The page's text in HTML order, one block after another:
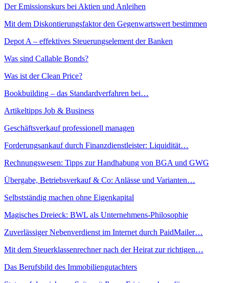
Der Emissionskurs bei Aktien und Anleihen
Mit dem Diskontierungsfaktor den Gegenwartswert bestimmen
Depot A – effektives Steuerungselement der Banken
Was sind Callable Bonds?
Was ist der Clean Price?
Bookbuilding – das Standardverfahren bei…
Artikeltipps Job & Business
Geschäftsverkauf professionell managen
Forderungsankauf durch Finanzdienstleister: Liquidität…
Rechnungswesen: Tipps zur Handhabung von BGA und GWG
Übergabe, Betriebsverkauf & Co: Anlässe und Varianten…
Selbstständig machen ohne Eigenkapital
Magisches Dreieck: BWL als Unternehmens-Philosophie
Zuverlässiger Nebenverdienst im Internet durch PaidMailer…
Mit dem Steuerklassenrechner nach der Heirat zur richtigen…
Das Berufsbild des Immobiliengutachters